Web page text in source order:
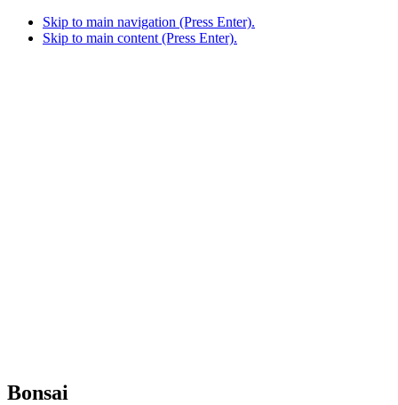
Skip to main navigation (Press Enter).
Skip to main content (Press Enter).
Bonsai